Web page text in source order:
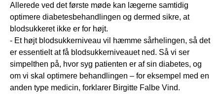
Allerede ved det første møde kan lægerne samtidig
optimere diabetesbehandlingen og dermed sikre, at
blodsukkeret ikke er for højt.
- Et højt blodsukkerniveau vil hæmme sårhelingen, så det
er essentielt at få blodsukkerniveauet ned. Så vi ser
simpelthen på, hvor syg patienten er af sin diabetes, og
om vi skal optimere behandlingen – for eksempel med en
anden type medicin, forklarer Birgitte Falbe Vind.